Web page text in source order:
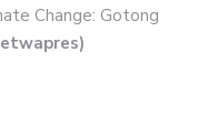
Change: Gotong